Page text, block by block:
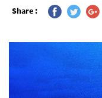
Share :